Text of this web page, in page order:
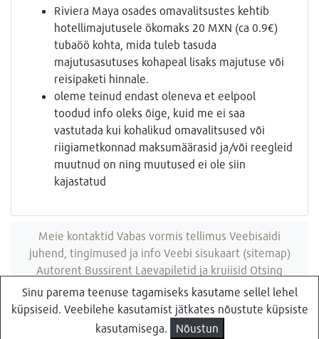
Riviera Maya osades omavalitsustes kehtib
hotellimajutusele ökomaks 20 MXN (ca 0.9€)
tubaöö kohta, mida tuleb tasuda
majutusasutuses kohapeal lisaks majutuse või
reisipaketi hinnale.
oleme teinud endast oleneva et eelpool
toodud info oleks õige, kuid me ei saa
vastutada kui kohalikud omavalitsused või
riigiametkonnad maksumäärasid ja/või reegleid
muutnud on ning muutused ei ole siin
kajastatud
Küsi pakkumist
Meie kontaktid Vabas vormis tellimus Veebisaidi
juhend, tingimused ja info Veebi sisukaart (sitemap)
Autorent Bussirent Laevapiletid ja kruiisid Otsing
veebisaidist
Reisibüroo Reisiekspert, Roosikrantsi 8B Tallinn, Eesti
- e-post: ebyroo[ät]reisid.ee - telefon:
Sinu parema teenuse tagamiseks kasutame sellel lehel
küpsiseid. Veebilehe kasutamist jätkates nõustute küpsiste
kasutamisega.
Nõustun